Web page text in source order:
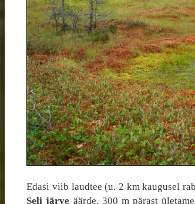
Edasi viib laudtee (u. 2 km kaugusel
Seli järve äärde. 300 m pärast ületame